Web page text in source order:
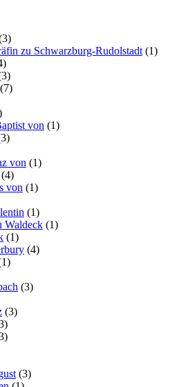
zu Schwarzburg-Rudolstadt (1)
(7)
von (1)
von (1)
(4)
von (1)
(1)
Waldeck (1)
(1)
(4)
(3)
(3)
(3)